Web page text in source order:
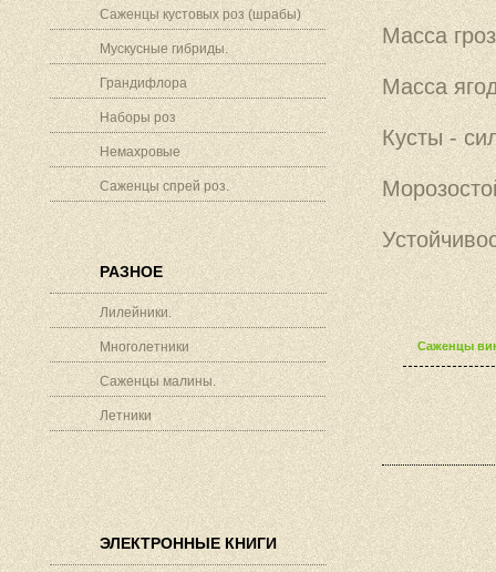
Саженцы кустовых роз (шрабы)
Мускусные гибриды.
Грандифлора
Наборы роз
Немахровые
Саженцы спрей роз.
РАЗНОЕ
Лилейники.
Многолетники
Саженцы малины.
Летники
ЭЛЕКТРОННЫЕ КНИГИ
Масса
Масса
Кусты -
Саженцы